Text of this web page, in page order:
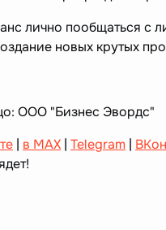
лично пообщаться с
новых крутых
ООО "Бизнес Эвордс"
| в MAX | Telegram |